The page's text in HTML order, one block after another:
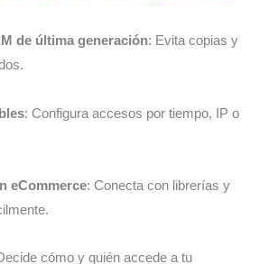
de última generación: Evita copias y
: Configura accesos por tiempo, IP o
eCommerce: Conecta con librerías y
cómo y quién accede a tu